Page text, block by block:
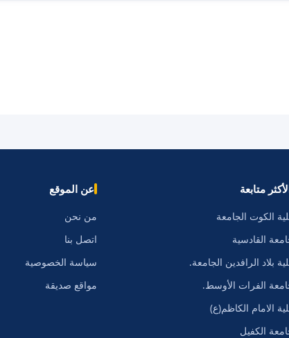
متابعة
الكوت الجامعة
القادسية
بلاد الرافدين الجامعة.
الفرات الأوسط.
الامام الكاظم(ع)
الكفيل
عن الموقع
من نحن
اتصل بنا
سياسة الخصوصية
مواقع صديقة